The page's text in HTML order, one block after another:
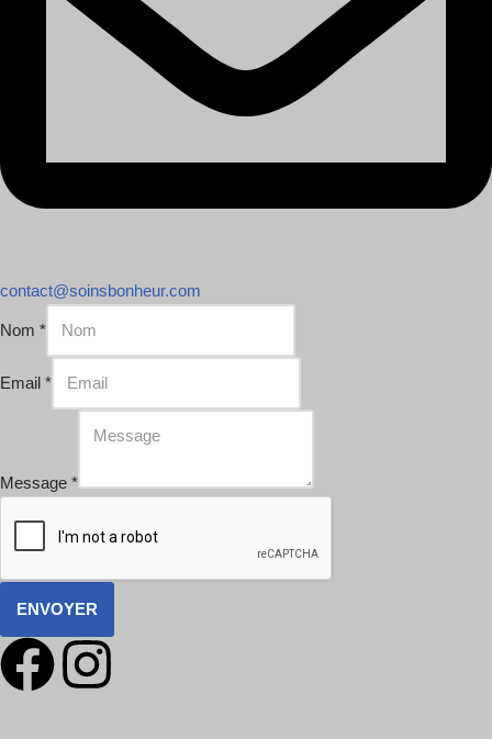
contact@soinsbonheur.com
Nom *
Email *
Message *
ENVOYER